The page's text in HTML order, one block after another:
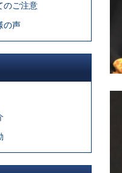
のご注意
の声